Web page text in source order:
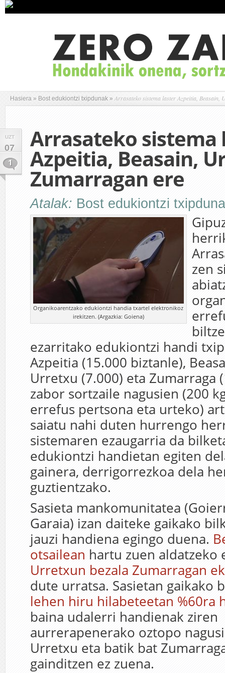
Hasiera » Bost edukiontzi txipdunak » Arrasateko sistema laster Azpeitia, Beasain,
UZT
07
1
Arrasateko sistema
Azpeitia, Beasain,
Zumarragan ere
Atalak: Bost edukiontzi
Organikoarentzako edukiontzi handia txartel elektronikoz
irekitzen. (Argazkia: Goiena)
zen
ezarritako edukiontzi handi
Azpeitia (15.000 biztanle),
Urretxu (7.000) eta Zumarraga
zabor sortzaile nagusien (200
errefus pertsona eta urteko)
saiatu nahi duten hurrengo
sistemaren ezaugarria da
edukiontzi handietan egiten
gainera, derrigorrezkoa dela
guztientzako.
Sasieta mankomunitatea
Garaia) izan daiteke gaikako
jauzi handiena egingo duena.
otsailean hartu zuen aldatzeko
Urretxun bezala Zumarragan
dute urratsa. Sasietan gaikako
lehen hiru hilabeteetan %60ra
baina udalerri handienak ziren
aurrerapenerako oztopo
Urretxu eta batik bat
gainditzen ez zuena.